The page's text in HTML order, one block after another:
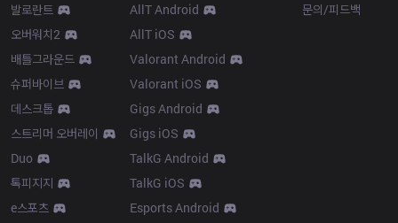
발로란트
오버워치2
배틀그라운드
슈퍼바이브
데스크톱
스트리머 오버레이
Duo
톡피지지
e스포츠
AllT Android
AllT iOS
Valorant Android
Valorant iOS
Gigs Android
Gigs iOS
TalkG Android
TalkG iOS
Esports Android
문의/피드백